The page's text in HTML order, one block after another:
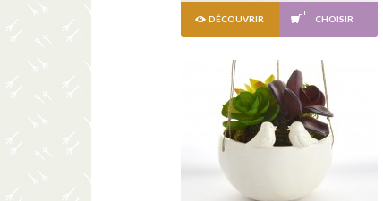
DÉCOUVRIR CHOISIR